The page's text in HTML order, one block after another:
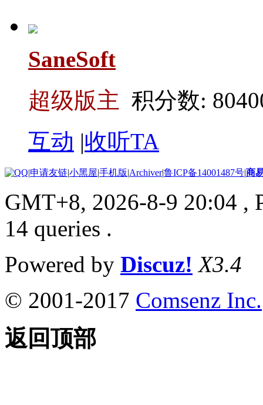
SaneSoft
超级版主 积分数:
互动 |收听TA
|申请友链|小黑屋|手机版|Archiver|鲁ICP备14001487号|商
GMT+8, 2026-8-9 20:04 ,
14 queries .
Powered by Discuz! X3.4
© 2001-2017 Comsenz Inc.
返回顶部